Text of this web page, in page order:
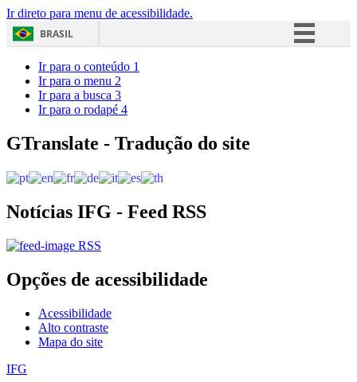
Ir direto para menu de acessibilidade.
BRASIL
Acesso à informação
Ir para o conteúdo 1
Ir para o menu 2
Ir para a busca 3
Ir para o rodapé 4
GTranslate - Tradução do site
Notícias IFG - Feed RSS
RSS
Opções de acessibilidade
Acessibilidade
Alto contraste
Mapa do site
IFG